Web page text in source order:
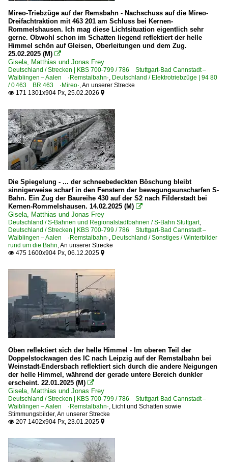
Mireo-Triebzüge auf der Remsbahn - Nachschuss auf die Mireo-
Dreifachtraktion mit 463 201 am Schluss bei Kernen-
Rommelshausen. Ich mag diese Lichtsituation eigentlich sehr
gerne. Obwohl schon im Schatten liegend reflektiert der helle
Himmel schön auf Gleisen, Oberleitungen und dem Zug.
25.02.2025 (M) 
Gisela, Matthias und Jonas Frey
Deutschland / Strecken | KBS 700-799 / 786 Stuttgart-Bad Cannstadt –
Waiblingen – Aalen ·Remstalbahn·, Deutschland / Elektrotriebzüge | 94 80
/ 0 463 BR 463 ·Mireo·,An unserer Strecke
 171 1301x904 Px, 25.02.2026 
Die Spiegelung - ... der schneebedeckten Böschung bleibt
sinnigerweise scharf in den Fenstern der bewegungsunscharfen S-
Bahn. Ein Zug der Baureihe 430 auf der S2 nach Filderstadt bei
Kernen-Rommelshausen. 14.02.2025 (M) 
Gisela, Matthias und Jonas Frey
Deutschland / S-Bahnen und Regionalstadtbahnen / S-Bahn Stuttgart,
Deutschland / Strecken | KBS 700-799 / 786 Stuttgart-Bad Cannstadt –
Waiblingen – Aalen ·Remstalbahn·, Deutschland / Sonstiges / Winterbilder
rund um die Bahn,An unserer Strecke
 475 1600x904 Px, 06.12.2025 
Oben reflektiert sich der helle Himmel - Im oberen Teil der
Doppelstockwagen des IC nach Leipzig auf der Remstalbahn bei
Weinstadt-Endersbach reflektiert sich durch die andere Neigungen
der helle Himmel, während der gerade untere Bereich dunkler
erscheint. 22.01.2025 (M) 
Gisela, Matthias und Jonas Frey
Deutschland / Strecken | KBS 700-799 / 786 Stuttgart-Bad Cannstadt –
Waiblingen – Aalen ·Remstalbahn·, Licht und Schatten sowie
Stimmungsbilder,An unserer Strecke
 207 1402x904 Px, 23.01.2025 